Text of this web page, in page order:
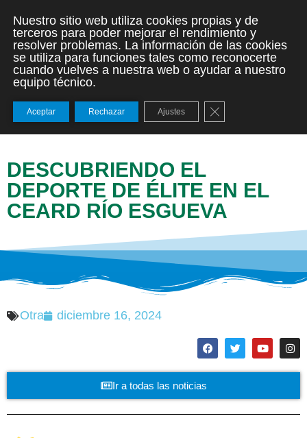
DESCUBRIENDO EL
DEPORTE DE ÉLITE EN EL
CEARD RÍO ESGUEVA
Otra diciembre 16, 2024
Ir a todas las noticias
Nuestro sitio web utiliza cookies propias y de
terceros para poder mejorar el rendimiento y
resolver problemas. La información de las cookies
se utiliza para funciones tales como reconocerte
cuando vuelves a nuestra web o ayudar a nuestro
equipo técnico.
Aceptar Rechazar Ajustes Cerrar el banner de